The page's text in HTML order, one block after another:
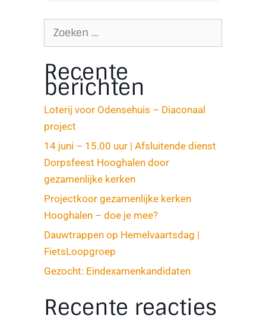
Recente
berichten
Loterij voor Odensehuis – Diaconaal
project
14 juni – 15.00 uur | Afsluitende dienst
Dorpsfeest Hooghalen door
gezamenlijke kerken
Projectkoor gezamenlijke kerken
Hooghalen – doe je mee?
Dauwtrappen op Hemelvaartsdag |
FietsLoopgroep
Gezocht: Eindexamenkandidaten
Recente reacties